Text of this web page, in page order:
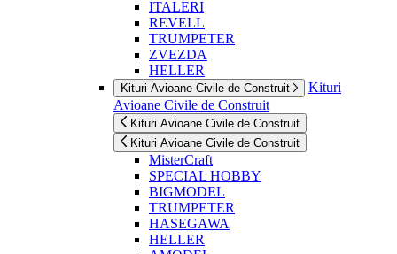
ITALERI
REVELL
TRUMPETER
ZVEZDA
HELLER
Kituri Avioane Civile de Construit
Kituri
Avioane Civile de Construit
Kituri Avioane Civile de Construit
Kituri Avioane Civile de Construit
MisterCraft
SPECIAL HOBBY
BIGMODEL
TRUMPETER
HASEGAWA
HELLER